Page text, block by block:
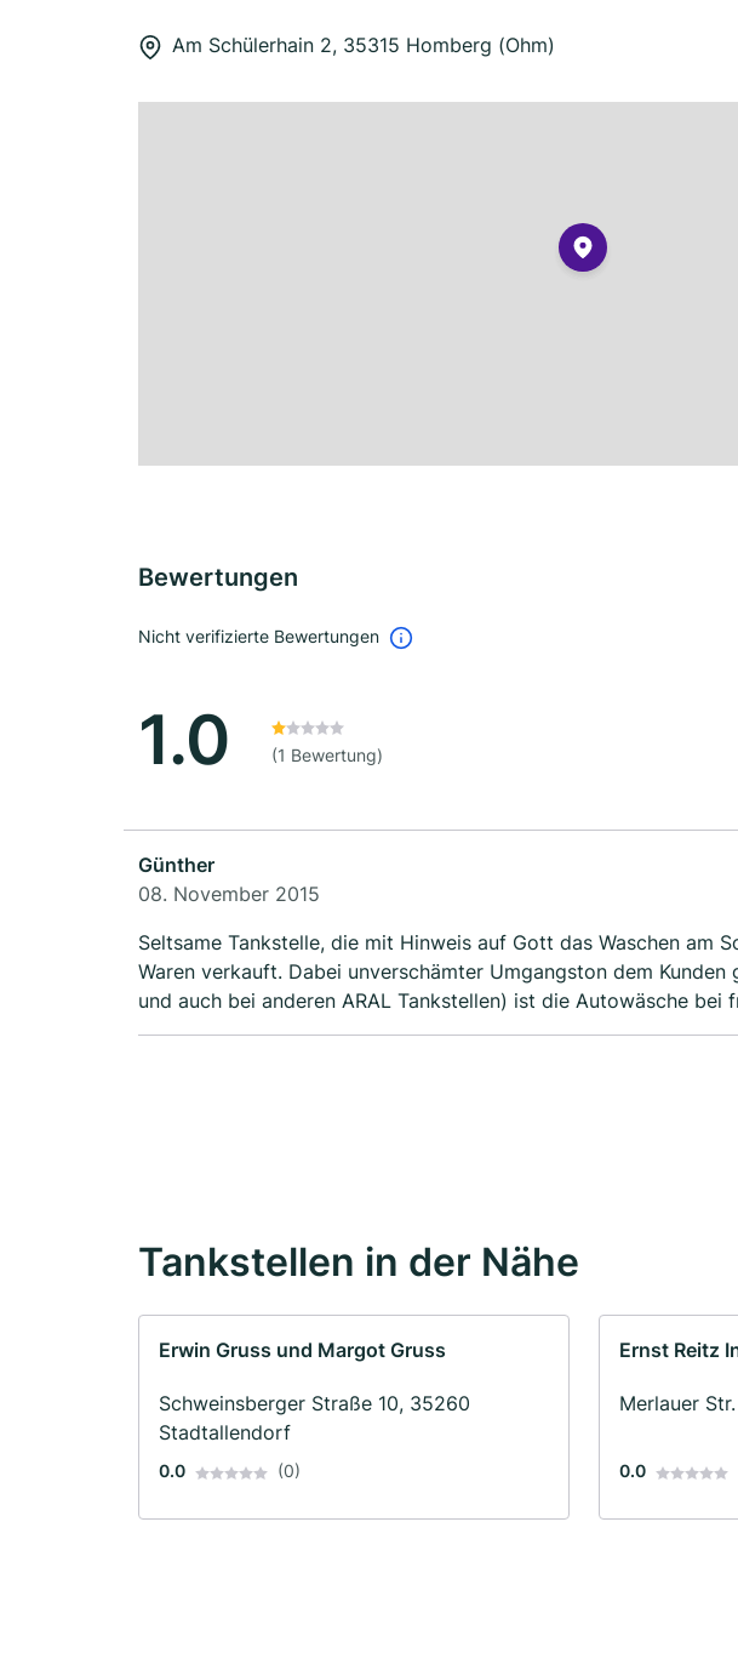
Am Schülerhain 2, 35315 Homberg (Ohm)
Bewertungen
Nicht verifizierte Bewertungen
1.0 (1 Bewertung)
Günther
08. November 2015
Seltsame Tankstelle, die mit Hinweis auf Gott das Waschen am
Waren verkauft. Dabei unverschämter Umgangston dem
und auch bei anderen ARAL Tankstellen) ist die Autowäsche bei
Tankstellen in der Nähe
Erwin Gruss und Margot Gruss
Schweinsberger Straße 10, 35260
Stadtallendorf
0.0 (0)
Ernst Reitz
Merlauer
0.0